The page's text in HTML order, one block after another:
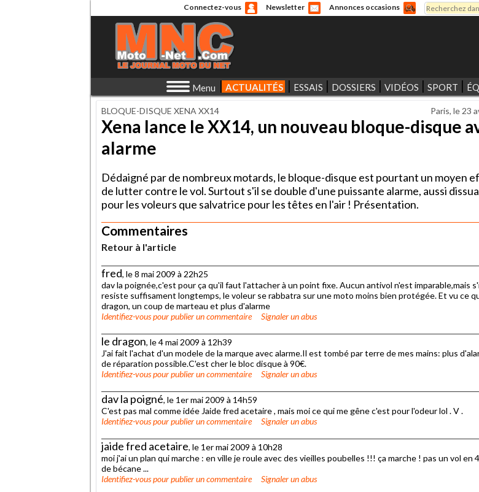
Connectez-vous Newsletter Annonces occasions Rechercher
Menu ACTUALITÉS ESSAIS DOSSIERS VIDÉOS SPORT
BLOQUE-DISQUE XENA XX14 Paris, le 23
Xena lance le XX14, un nouveau bloque-disque
alarme
Dédaigné par de nombreux motards, le bloque-disque est pourtant un moyen
de lutter contre le vol. Surtout s'il se double d'une puissante alarme, aussi
pour les voleurs que salvatrice pour les têtes en l'air ! Présentation.
Commentaires
Retour à l'article
fred, le 8 mai 2009 à 22h25
dav la poignée,c'est pour ça qu'il faut l'attacher à un point fixe. Aucun antivol n'est imparable,mais
resiste suffisament longtemps, le voleur se rabbatra sur une moto moins bien protégée. Et vu ce
dragon, un coup de marteau et plus d'alarme
Identifiez-vouspour publier un commentaire Signaler un abus
le dragon, le 4 mai 2009 à 12h39
J'ai fait l'achat d'un modele de la marque avec alarme.Il est tombé par terre de mes mains: plus
de réparation possible.C'est cher le bloc disque à 90€.
Identifiez-vouspour publier un commentaire Signaler un abus
dav la poigné, le 1er mai 2009 à 14h59
C'est pas mal comme idée Jaide fred acetaire , mais moi ce qui me gêne c'est pour l'odeur lol . V .
Identifiez-vouspour publier un commentaire Signaler un abus
jaide fred acetaire, le 1er mai 2009 à 10h28
moi j'ai un plan qui marche : en ville je roule avec des vieilles poubelles !!! ça marche ! pas un vol en
de bécane ...
Identifiez-vouspour publier un commentaire Signaler un abus